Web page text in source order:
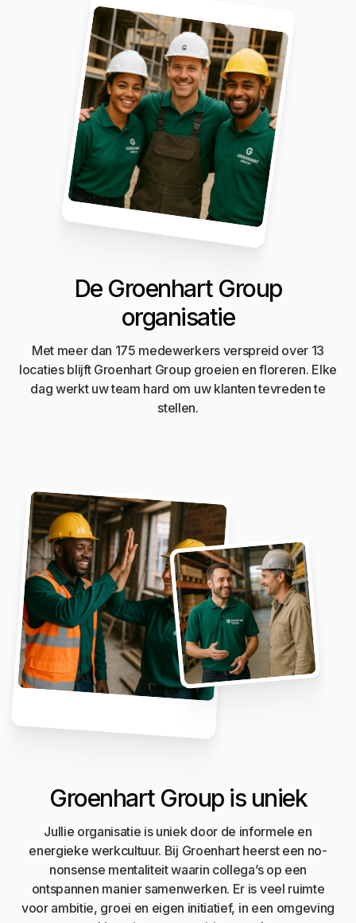
De Groenhart Group
organisatie
Met meer dan 175 medewerkers verspreid over 13
locaties blijft Groenhart Group groeien en floreren. Elke
dag werkt uw team hard om uw klanten tevreden te
stellen.
Groenhart Group is uniek
Jullie organisatie is uniek door de informele en
energieke werkcultuur. Bij Groenhart heerst een no-
nonsense mentaliteit waarin collega’s op een
ontspannen manier samenwerken. Er is veel ruimte
voor ambitie, groei en eigen initiatief, in een omgeving